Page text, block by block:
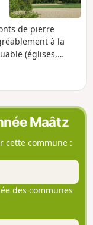
de pierre
à la
(églises,
Maâtz
cette commune :
des communes